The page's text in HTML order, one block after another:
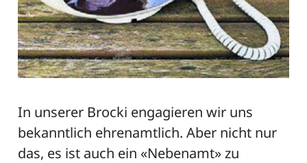
In unserer Brocki engagieren wir uns
bekanntlich ehrenamtlich. Aber nicht nur
das, es ist auch ein «Nebenamt» zu